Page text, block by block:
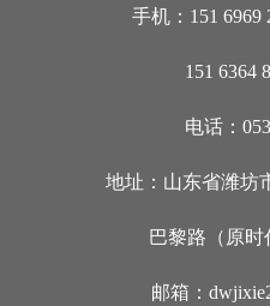
手机：151 6969
151 6364
电话：
地址：山东省潍坊
巴黎路（原时
邮箱：